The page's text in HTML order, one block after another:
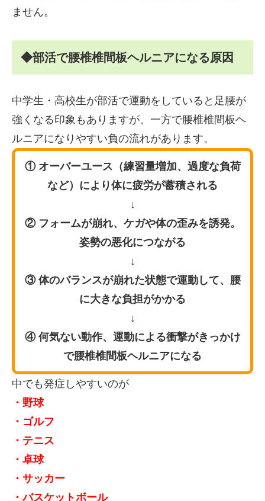
ません。
◆部活で腰椎椎間板ヘルニアになる原因
中学生・高校生が部活で運動をしていると足腰が
強くなる印象もありますが、一方で腰椎椎間板ヘ
ルニアになりやすい負の流れがあります。
① オーバーユース（練習量増加、過度な負荷
など）により体に疲労が蓄積される
↓
② フォームが崩れ、ケガや体の歪みを誘発。
姿勢の悪化につながる
↓
③ 体のバランスが崩れた状態で運動して、腰
に大きな負担がかかる
↓
④ 何気ない動作、運動による衝撃がきっかけ
で腰椎椎間板ヘルニアになる
中でも発症しやすいのが
・野球
・ゴルフ
・テニス
・卓球
・サッカー
・バスケットボール